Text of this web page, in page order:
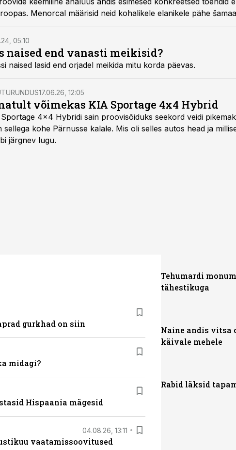
Menorcal määrisid neid kohalikele elanikele pähe
05:10
naised end vanasti meikisid?
naised lasid end orjadel meikida mitu korda päevas.
17.06.26, 12:05
võimekas KIA Sportage 4x4 Hybrid
4x4 Hybridi sain proovisõiduks seekord veidi
sellega kohe Pärnusse kalale. Mis oli selles autos head ja
järgnev lugu.
gurkhad on siin
midagi?
Hispaania mägesid
04.08.26, 13:11
vaatamissoovitused
Tehumardi
tähestikuga
Naine andis vitsa
käivale mehele
Rabid läksid